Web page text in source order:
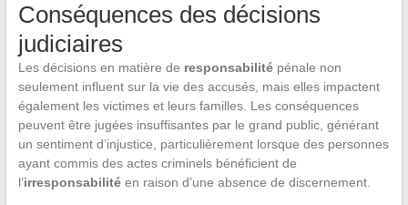
Conséquences des décisions
judiciaires
Les décisions en matière de responsabilitépénale non
seulement influent sur la vie des accusés, mais elles impactent
également les victimes et leurs familles. Les conséquences
peuvent être jugées insuffisantes par le grand public, générant
un sentiment d’injustice, particulièrement lorsque des personnes
ayant commis des actes criminels bénéficient de
l’irresponsabilitéen raison d’une absence de discernement.